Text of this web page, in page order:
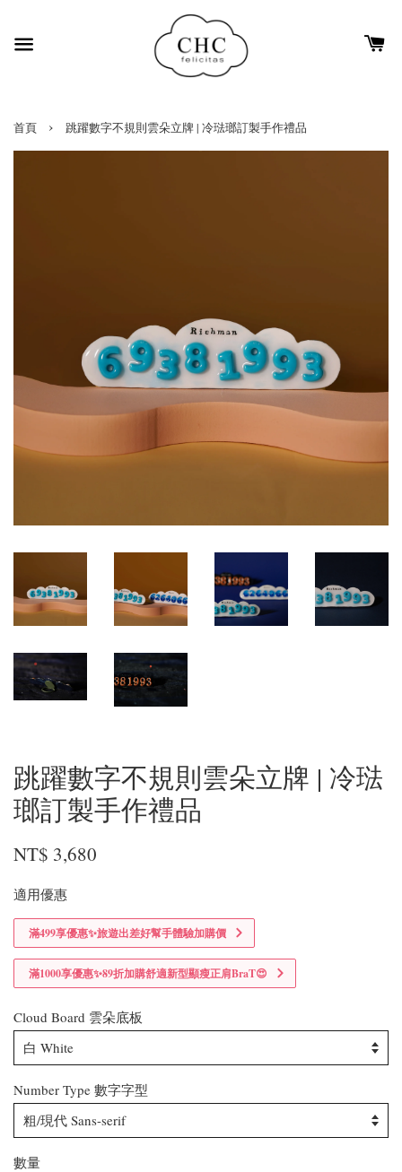
首頁 › 跳躍數字不規則雲朵立牌 | 冷琺瑯訂製手作禮品
跳躍數字不規則雲朵立牌 | 冷琺
瑯訂製手作禮品
NT$ 3,680
適用優惠
滿499享優惠✨旅遊出差好幫手體驗加購價
滿1000享優惠✨89折加購舒適新型顯瘦正肩BraT😍
Cloud Board 雲朵底板
Number Type 數字字型
數量